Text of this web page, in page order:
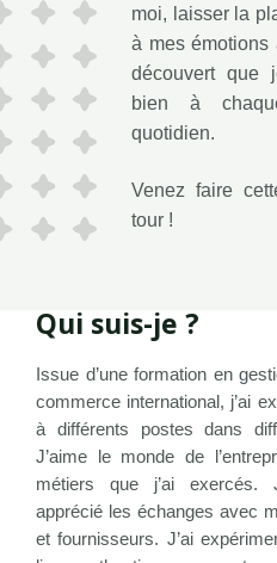
moi, laisser la
à mes émotions
découvert que
bien à
quotidien.
Venez faire
tour !
Qui suis-je ?
Issue d’une formation en
commerce international, j’ai
à différents postes dans
J’aime le monde de
métiers que j’ai exercés.
apprécié les échanges avec
et fournisseurs. J’ai